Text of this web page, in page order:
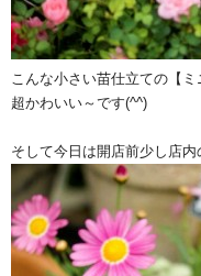
こんな小さい苗仕立ての【ミ
超かわいい～です(^^)
そして今日は開店前少し店内